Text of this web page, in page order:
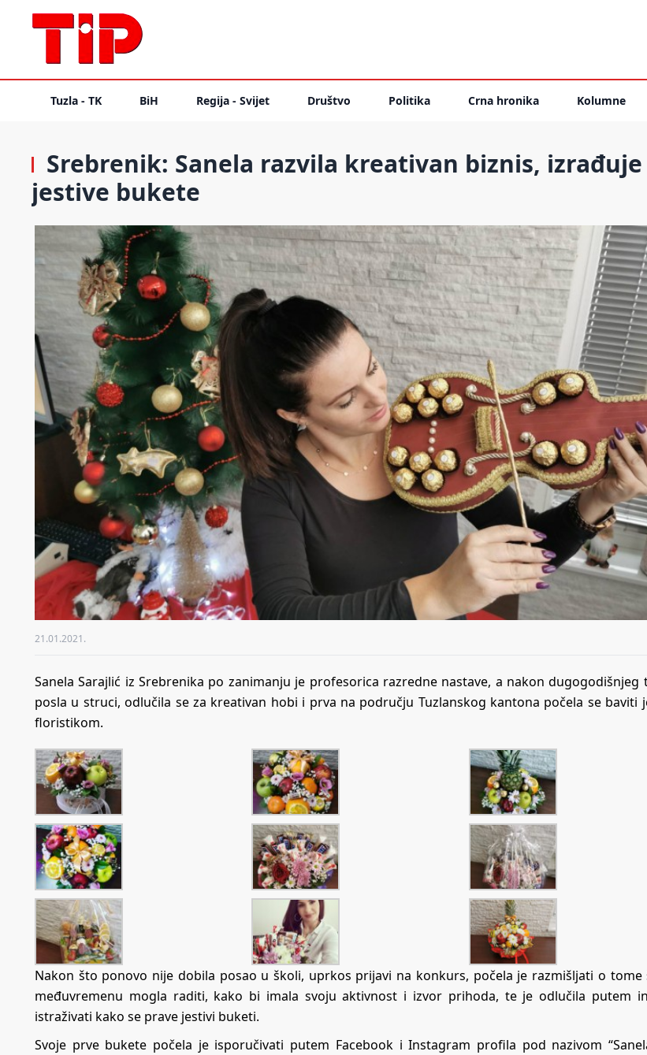
Tuzla - TK BiH Regija - Svijet Društvo Politika Crna hronika Kolumne
Srebrenik: Sanela razvila kreativan biznis, izrađuje
jestive bukete
21.01.2021.
Sanela Sarajlić iz Srebrenika po zanimanju je profesorica razredne nastave, a nakon dugogodišnjeg
posla u struci, odlučila se za kreativan hobi i prva na području Tuzlanskog kantona počela se baviti
floristikom.
Nakon što ponovo nije dobila posao u školi, uprkos prijavi na konkurs, počela je razmišljati o tome
međuvremenu mogla raditi, kako bi imala svoju aktivnost i izvor prihoda, te je odlučila putem
istraživati kako se prave jestivi buketi.
Svoje prve bukete počela je isporučivati putem Facebook i Instagram profila pod nazivom